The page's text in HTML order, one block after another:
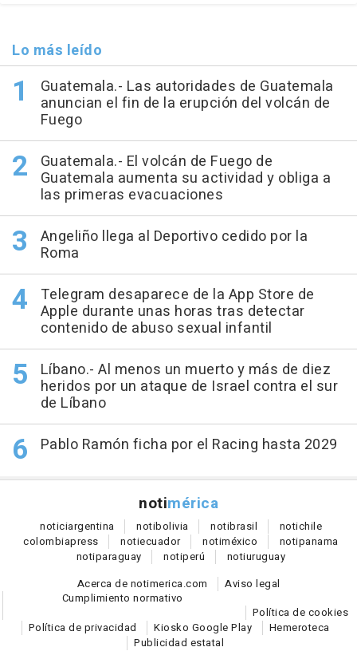
Lo más leído
Guatemala.- Las autoridades de Guatemala
anuncian el fin de la erupción del volcán de
Fuego
Guatemala.- El volcán de Fuego de
Guatemala aumenta su actividad y obliga a
las primeras evacuaciones
Angeliño llega al Deportivo cedido por la
Roma
Telegram desaparece de la App Store de
Apple durante unas horas tras detectar
contenido de abuso sexual infantil
Líbano.- Al menos un muerto y más de diez
heridos por un ataque de Israel contra el sur
de Líbano
Pablo Ramón ficha por el Racing hasta 2029
notimérica
noticiargentina notibolivia notibrasil notichile
colombiapress notiecuador notiméxico notipanama
notiparaguay notiperú notiuruguay
Acerca de notimerica.com
Aviso legal
Cumplimiento normativo
Política de cookies
Política de privacidad
Kiosko Google Play
Hemeroteca
Publicidad estatal